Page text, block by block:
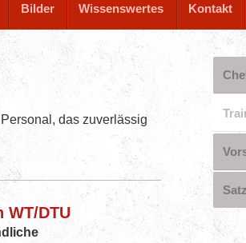
Bilder Wissenswertes Kontakt
das zuverlässig
WT/DTU